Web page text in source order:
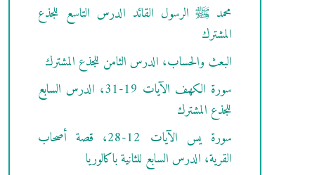
محمد ﷺ الرسول القائد الدرس التاسع للجذع
المشترك
البعث والحساب، الدرس الثامن للجذع المشترك
سورة الكهف الآيات 19-31، الدرس السابع
للجذع المشترك
سورة يس الآيات 12-28، قصة أصحاب
القرية، الدرس السابع للثانية باكالوريا